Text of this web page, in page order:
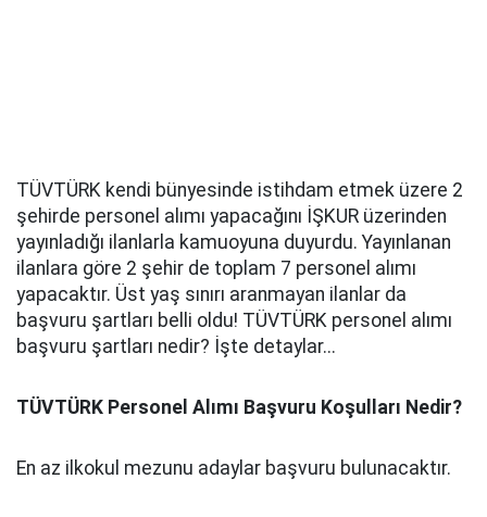
TÜVTÜRK kendi bünyesinde istihdam etmek üzere 2
şehirde personel alımı yapacağını İŞKUR üzerinden
yayınladığı ilanlarla kamuoyuna duyurdu. Yayınlanan
ilanlara göre 2 şehir de toplam 7 personel alımı
yapacaktır. Üst yaş sınırı aranmayan ilanlar da
başvuru şartları belli oldu! TÜVTÜRK personel alımı
başvuru şartları nedir? İşte detaylar...
TÜVTÜRK Personel Alımı Başvuru Koşulları Nedir?
En az ilkokul mezunu adaylar başvuru bulunacaktır.